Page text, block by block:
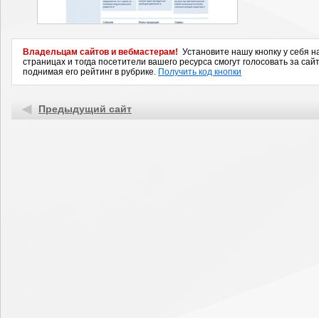
Владельцам сайтов и вебмастерам! Установите нашу кнопку у себя
страницах и тогда посетители вашего ресурса смогут голосовать за
поднимая его рейтинг в рубрике. Получить код кнопки
Предыдущий сайт